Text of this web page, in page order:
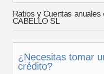
Ratios y Cuentas
CABELLO SL
¿Necesitas tomar
crédito?